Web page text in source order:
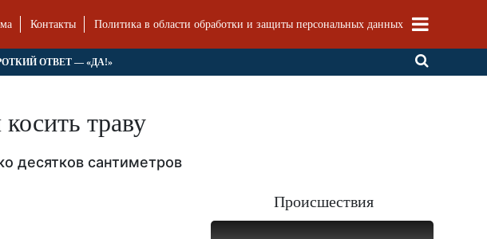
Контакты Политика в области обработки и защиты персональных данных
ОТВЕТ — «ДА!»
траву
десятков сантиметров
Происшествия